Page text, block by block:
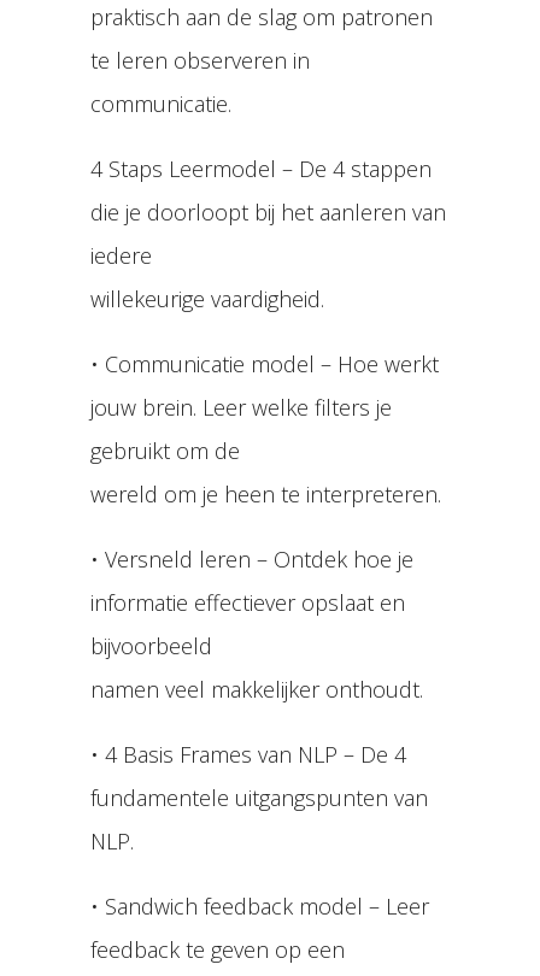
praktisch aan de slag om patronen
te leren observeren in
communicatie.
4 Staps Leermodel – De 4 stappen
die je doorloopt bij het aanleren van
iedere
willekeurige vaardigheid.
• Communicatie model – Hoe werkt
jouw brein. Leer welke filters je
gebruikt om de
wereld om je heen te interpreteren.
• Versneld leren – Ontdek hoe je
informatie effectiever opslaat en
bijvoorbeeld
namen veel makkelijker onthoudt.
• 4 Basis Frames van NLP – De 4
fundamentele uitgangspunten van
NLP.
• Sandwich feedback model – Leer
feedback te geven op een